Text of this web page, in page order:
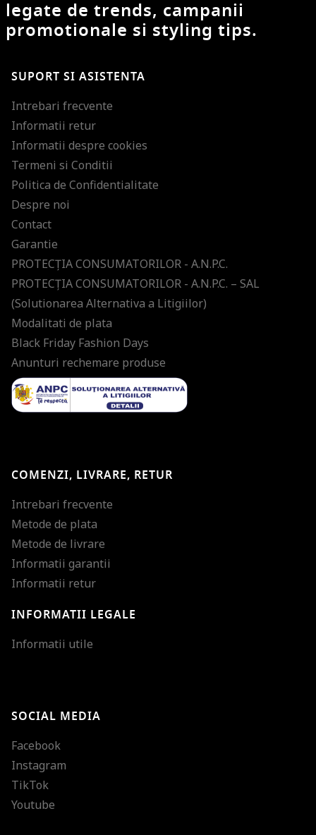
legate de trends, campanii
promotionale si styling tips.
SUPORT SI ASISTENTA
Intrebari frecvente
Informatii retur
Informatii despre cookies
Termeni si Conditii
Politica de Confidentialitate
Despre noi
Contact
Garantie
PROTECŢIA CONSUMATORILOR - A.N.P.C.
PROTECŢIA CONSUMATORILOR - A.N.P.C. – SAL
(Solutionarea Alternativa a Litigiilor)
Modalitati de plata
Black Friday Fashion Days
Anunturi rechemare produse
COMENZI, LIVRARE, RETUR
Intrebari frecvente
Metode de plata
Metode de livrare
Informatii garantii
Informatii retur
INFORMATII LEGALE
Informatii utile
SOCIAL MEDIA
Facebook
Instagram
TikTok
Youtube